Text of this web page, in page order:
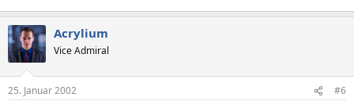
Acrylium
Vice Admiral
25. Januar 2002 #6